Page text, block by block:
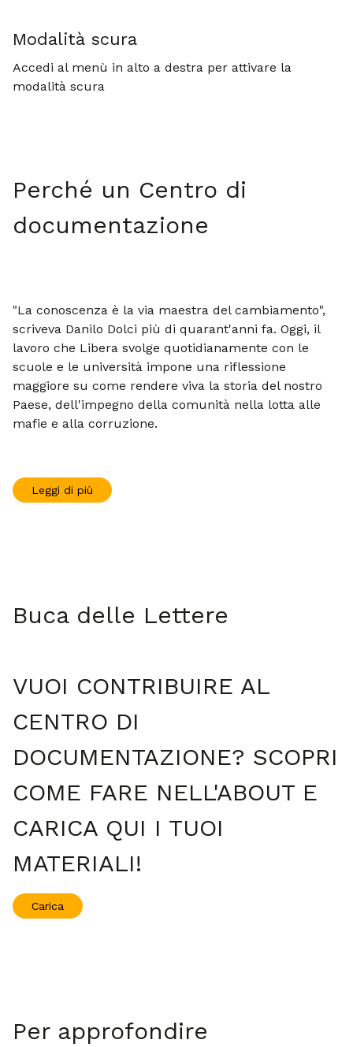
Modalità scura
Accedi al menù in alto a destra per attivare la
modalità scura
Perché un Centro di
documentazione
maggiore su come rendere viva la storia del nostro
Paese, dell'impegno della comunità nella lotta alle
Buca delle Lettere
VUOI CONTRIBUIRE AL